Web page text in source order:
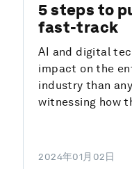
5 steps to
fast-track
AI and digital
impact on the
industry than
witnessing how
2024年01月02日